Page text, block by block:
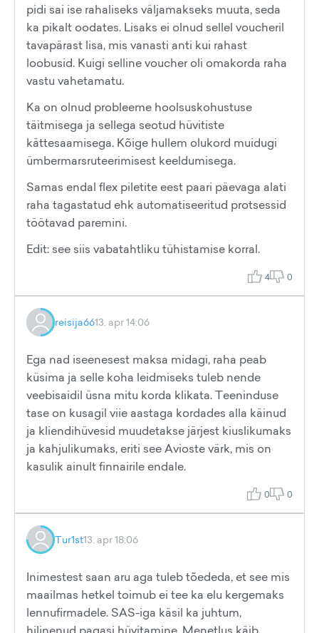
pidi sai ise rahaliseks väljamakseks muuta, seda
ka pikalt oodates. Lisaks ei olnud sellel voucheril
tavapärast lisa, mis vanasti anti kui rahast
loobusid. Kuigi selline voucher oli omakorda raha
vastu vahetamatu.
Ka on olnud probleeme hoolsuskohustuse
täitmisega ja sellega seotud hüvitiste
kättesaamisega. Kõige hullem olukord muidugi
ümbermarsruteerimisest keeldumisega.
Samas endal flex piletite eest paari päevaga alati
raha tagastatud ehk automatiseeritud protsessid
töötavad paremini.
Edit: see siis vabatahtliku tühistamise korral.
4 0
reisija6613. apr 14:06
Ega nad iseenesest maksa midagi, raha peab
küsima ja selle koha leidmiseks tuleb nende
veebisaidil üsna mitu korda klikata. Teeninduse
tase on kusagil viie aastaga kordades alla käinud
ja kliendihüvesid muudetakse järjest kiuslikumaks
ja kahjulikumaks, eriti see Avioste värk, mis on
kasulik ainult finnairile endale.
0 0
Tur1st13. apr 18:06
Inimestest saan aru aga tuleb tõededa, et see mis
maailmas hetkel toimub ei tee ka elu kergemaks
lennufirmadele. SAS-iga käsil ka juhtum,